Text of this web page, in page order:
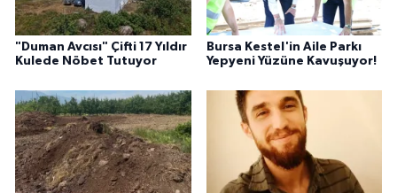
"Duman Avcısı" Çifti 17 Yıldır
Kulede Nöbet Tutuyor
Bursa Kestel'in Aile Parkı
Yepyeni Yüzüne Kavuşuyor!